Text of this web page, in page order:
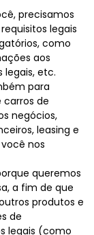
precisamos
legais
como
aos
legais, etc.
para
carros de
negócios,
leasing e
nos
queremos
a fim de que
produtos e
de
legais (como